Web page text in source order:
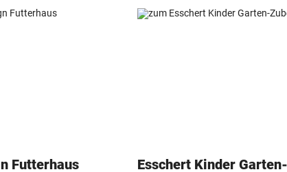
Futterhaus Esschert Kinder Garten-